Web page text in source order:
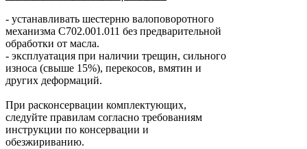
- устанавливать шестерню валоповоротного
механизма С702.001.011 без предварительной
обработки от масла.
- эксплуатация при наличии трещин, сильного
износа (свыше 15%), перекосов, вмятин и
других деформаций.
При расконсервации комплектующих,
следуйте правилам согласно требованиям
инструкции по консервации и
обезжириванию.